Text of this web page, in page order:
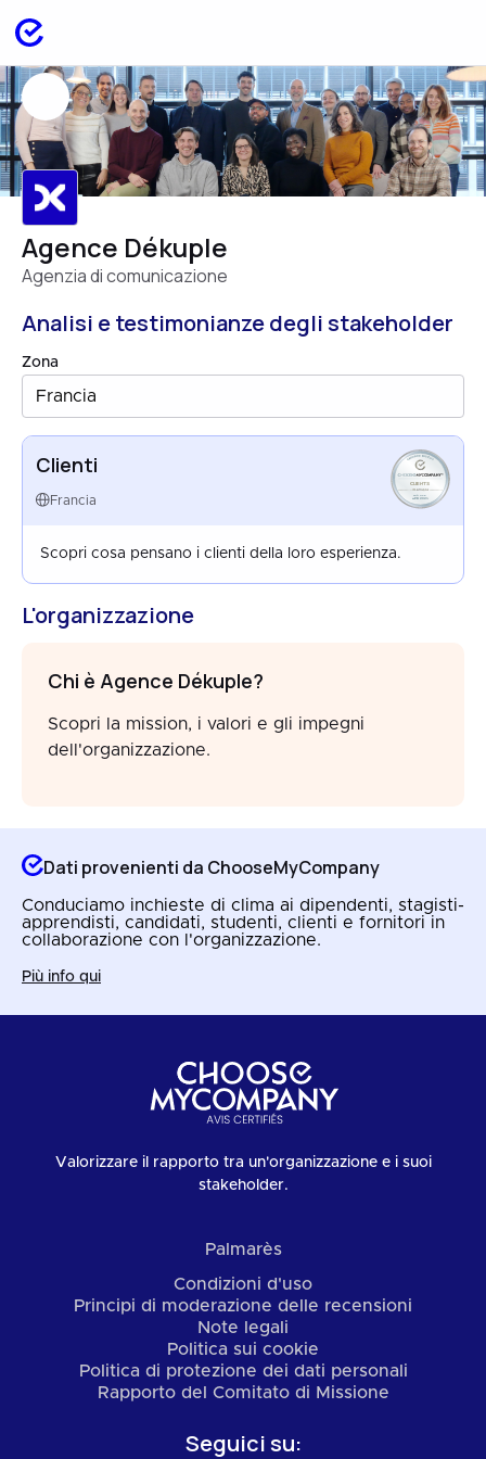
Agence Dékuple
Agenzia di comunicazione
Analisi e testimonianze degli stakeholder
Zona
Francia
Clienti
Francia
CLIENTS
APR 2025
Scopri cosa pensano i clienti della loro esperienza.
L'organizzazione
Chi è Agence Dékuple?
Scopri la mission, i valori e gli impegni
dell'organizzazione.
Dati provenienti da ChooseMyCompany
Conduciamo inchieste di clima ai dipendenti, stagisti-
apprendisti, candidati, studenti, clienti e fornitori in
collaborazione con l'organizzazione.
Più info qui
Valorizzare il rapporto tra un'organizzazione e i suoi
stakeholder.
Palmarès
Condizioni d'uso
Principi di moderazione delle recensioni
Note legali
Politica sui cookie
Politica di protezione dei dati personali
Rapporto del Comitato di Missione
Seguici su: